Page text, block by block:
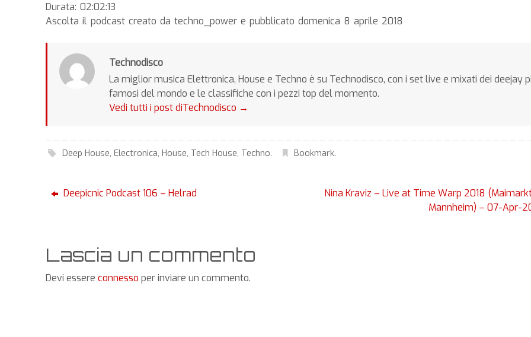
Durata: 02:02:13
Ascolta il podcast creato da techno_power e pubblicato domenica 8 aprile 2018
Technodisco
La miglior musica Elettronica, House e Techno è su Technodisco, con i set live e mixati dei deejay
famosi del mondo e le classifiche con i pezzi top del momento.
Vedi tutti i post diTechnodisco →
Deep House,Electronica,House, Tech House, Techno. Bookmark.
Deepicnic Podcast 106 – Helrad
Nina Kraviz – Live at Time Warp 2018
Mannheim) – 07-Apr-
Lascia un commento
Devi essere connesso per inviare un commento.